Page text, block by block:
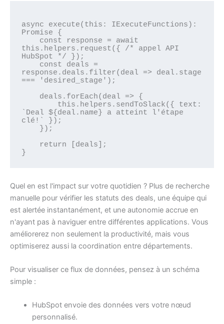
async execute(this: IExecuteFunctions):
Promise {
this.helpers.request({ /* appel API
HubSpot */ });
response.deals.filter(deal => deal.stage
=== 'desired_stage');
`Deal ${deal.name} a atteint l'étape
clé!` });
Quel en est l'impact sur votre quotidien ? Plus de recherche
manuelle pour vérifier les statuts des deals, une équipe qui
est alertée instantanément, et une autonomie accrue en
n'ayant pas à naviguer entre différentes applications. Vous
améliorerez non seulement la productivité, mais vous
optimiserez aussi la coordination entre départements.
Pour visualiser ce flux de données, pensez à un schéma
simple :
HubSpot envoie des données vers votre nœud
personnalisé.